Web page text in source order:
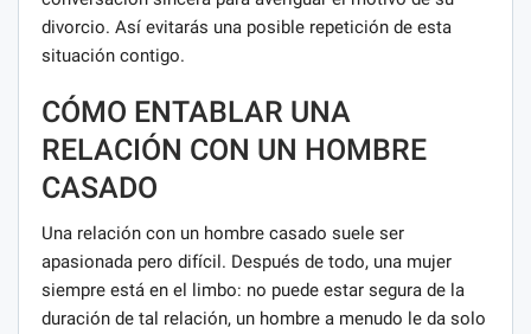
divorcio. Así evitarás una posible repetición de esta
situación contigo.
CÓMO ENTABLAR UNA
RELACIÓN CON UN HOMBRE
CASADO
Una relación con un hombre casado suele ser
apasionada pero difícil. Después de todo, una mujer
siempre está en el limbo: no puede estar segura de la
duración de tal relación, un hombre a menudo le da solo